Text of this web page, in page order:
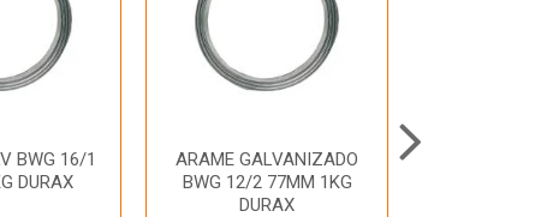
BWG 16/1
DURAX
ARAME GALVANIZADO
BWG 12/2 77MM 1KG
DURAX